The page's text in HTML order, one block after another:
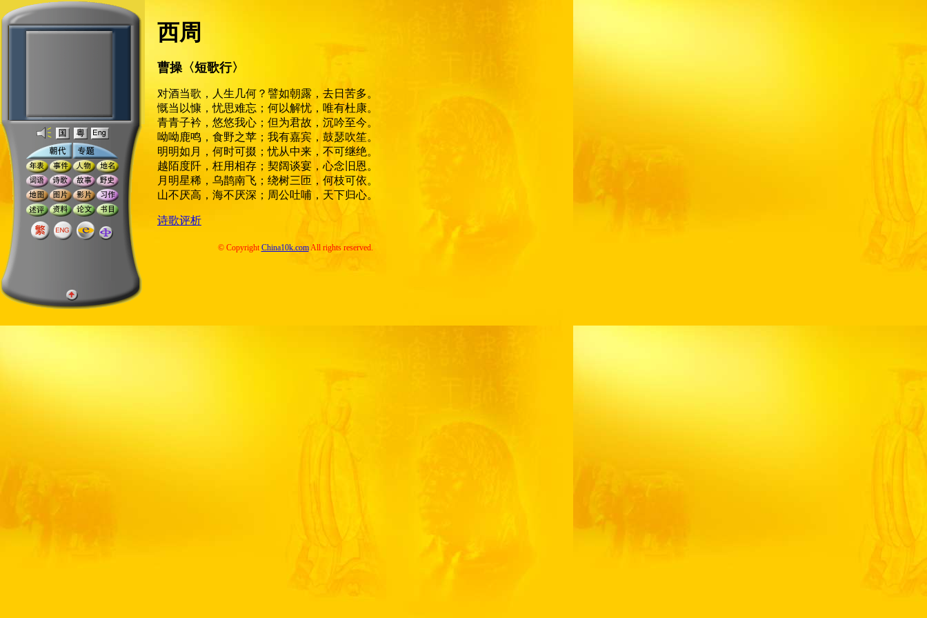
西周
曹操〈短歌行〉
对酒当歌，人生几何？譬如朝露，去日苦多。
慨当以慷，忧思难忘；何以解忧，唯有杜康。
青青子衿，悠悠我心；但为君故，沉吟至今。
呦呦鹿鸣，食野之苹；我有嘉宾，鼓瑟吹笙。
明明如月，何时可掇；忧从中来，不可继绝。
越陌度阡，枉用相存；契阔谈宴，心念旧恩。
月明星稀，乌鹊南飞；绕树三匝，何枝可依。
山不厌高，海不厌深；周公吐哺，天下归心。
诗歌评析
© Copyright China10k.comAll rights reserved.